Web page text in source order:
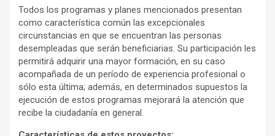
Todos los programas y planes mencionados presentan
como característica común las excepcionales
circunstancias en que se encuentran las personas
desempleadas que serán beneficiarias. Su participación les
permitirá adquirir una mayor formación, en su caso
acompañada de un período de experiencia profesional o
sólo esta última; además, en determinados supuestos la
ejecución de estos programas mejorará la atención que
recibe la ciudadanía en general.